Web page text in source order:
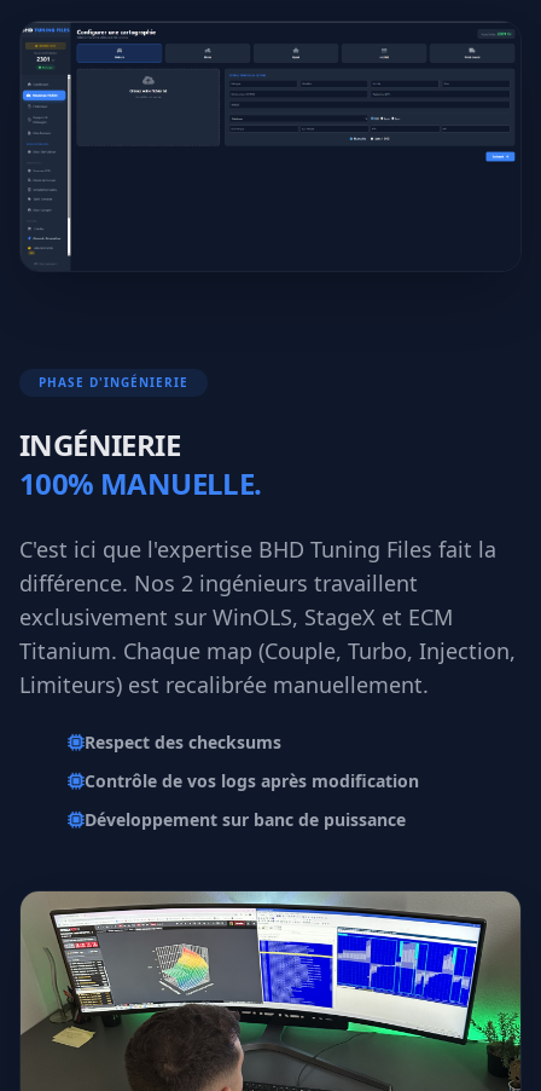
PHASE D'INGÉNIERIE
INGÉNIERIE
100% MANUELLE.
C'est ici que l'expertise BHD Tuning Files fait la
différence. Nos 2 ingénieurs travaillent
exclusivement sur WinOLS, StageX et ECM
Titanium. Chaque map (Couple, Turbo, Injection,
Limiteurs) est recalibrée manuellement.
Respect des checksums
Contrôle de vos logs après modification
Développement sur banc de puissance